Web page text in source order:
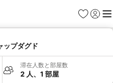
お気に入り
ログイ
メ
プダグド
滞在人数と部屋数
2 人、1 部屋